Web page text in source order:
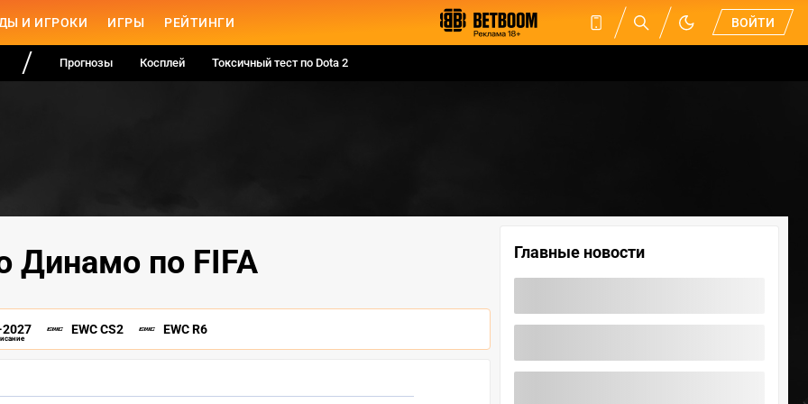
И ИГРОКИ ИГРЫ РЕЙТИНГИ ВОЙТИ
Прогнозы Косплей Токсичный тест по Dota 2
Динамо по FIFA
EWC CS2 EWC R6
Главные новости